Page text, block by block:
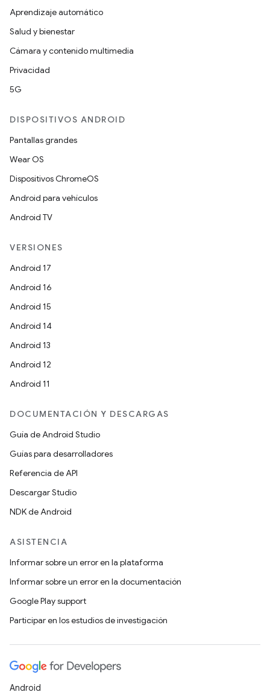
Aprendizaje automático
Salud y bienestar
Cámara y contenido multimedia
Privacidad
5G
DISPOSITIVOS ANDROID
Pantallas grandes
Wear OS
Dispositivos ChromeOS
Android para vehículos
Android TV
VERSIONES
Android 17
Android 16
Android 15
Android 14
Android 13
Android 12
Android 11
DOCUMENTACIÓN Y DESCARGAS
Guía de Android Studio
Guías para desarrolladores
Referencia de API
Descargar Studio
NDK de Android
ASISTENCIA
Informar sobre un error en la plataforma
Informar sobre un error en la documentación
Google Play support
Participar en los estudios de investigación
Android